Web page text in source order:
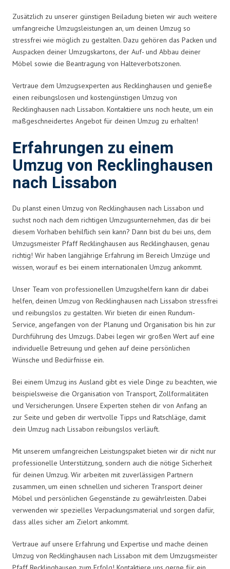
Zusätzlich zu unserer günstigen Beiladung bieten wir auch weitere
umfangreiche Umzugsleistungen an, um deinen Umzug so
stressfrei wie möglich zu gestalten. Dazu gehören das Packen und
Auspacken deiner Umzugskartons, der Auf- und Abbau deiner
Möbel sowie die Beantragung von Halteverbotszonen.
Vertraue dem Umzugsexperten aus Recklinghausen und genieße
einen reibungslosen und kostengünstigen Umzug von
Recklinghausen nach Lissabon. Kontaktiere uns noch heute, um ein
maßgeschneidertes Angebot für deinen Umzug zu erhalten!
Erfahrungen zu einem
Umzug von Recklinghausen
nach Lissabon
Du planst einen Umzug von Recklinghausen nach Lissabon und
suchst noch nach dem richtigen Umzugsunternehmen, das dir bei
diesem Vorhaben behilflich sein kann? Dann bist du bei uns, dem
Umzugsmeister Pfaff Recklinghausen aus Recklinghausen, genau
richtig! Wir haben langjährige Erfahrung im Bereich Umzüge und
wissen, worauf es bei einem internationalen Umzug ankommt.
Unser Team von professionellen Umzugshelfern kann dir dabei
helfen, deinen Umzug von Recklinghausen nach Lissabon stressfrei
und reibungslos zu gestalten. Wir bieten dir einen Rundum-
Service, angefangen von der Planung und Organisation bis hin zur
Durchführung des Umzugs. Dabei legen wir großen Wert auf eine
individuelle Betreuung und gehen auf deine persönlichen
Wünsche und Bedürfnisse ein.
Bei einem Umzug ins Ausland gibt es viele Dinge zu beachten, wie
beispielsweise die Organisation von Transport, Zollformalitäten
und Versicherungen. Unsere Experten stehen dir von Anfang an
zur Seite und geben dir wertvolle Tipps und Ratschläge, damit
dein Umzug nach Lissabon reibungslos verläuft.
Mit unserem umfangreichen Leistungspaket bieten wir dir nicht nur
professionelle Unterstützung, sondern auch die nötige Sicherheit
für deinen Umzug. Wir arbeiten mit zuverlässigen Partnern
zusammen, um einen schnellen und sicheren Transport deiner
Möbel und persönlichen Gegenstände zu gewährleisten. Dabei
verwenden wir spezielles Verpackungsmaterial und sorgen dafür,
dass alles sicher am Zielort ankommt.
Vertraue auf unsere Erfahrung und Expertise und mache deinen
Umzug von Recklinghausen nach Lissabon mit dem Umzugsmeister